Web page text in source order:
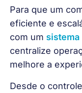
Para que um
eficiente e
com um sistema
centralize
melhore a
Desde o